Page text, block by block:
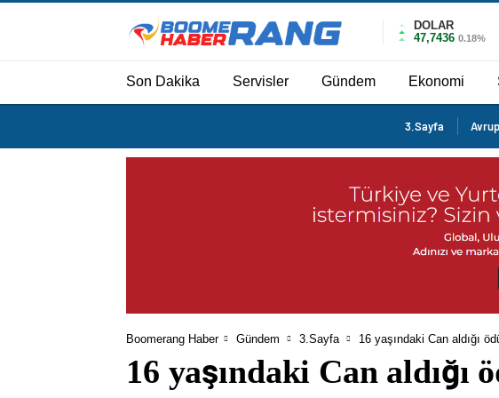
DOLAR
47,7436 0.18%
Son Dakika Servisler Gündem Ekonomi
3.Sayfa
Boomerang Haber Gündem 3.Sayfa 16 yaşındaki Can aldığı
16 yaşındaki Can aldığı